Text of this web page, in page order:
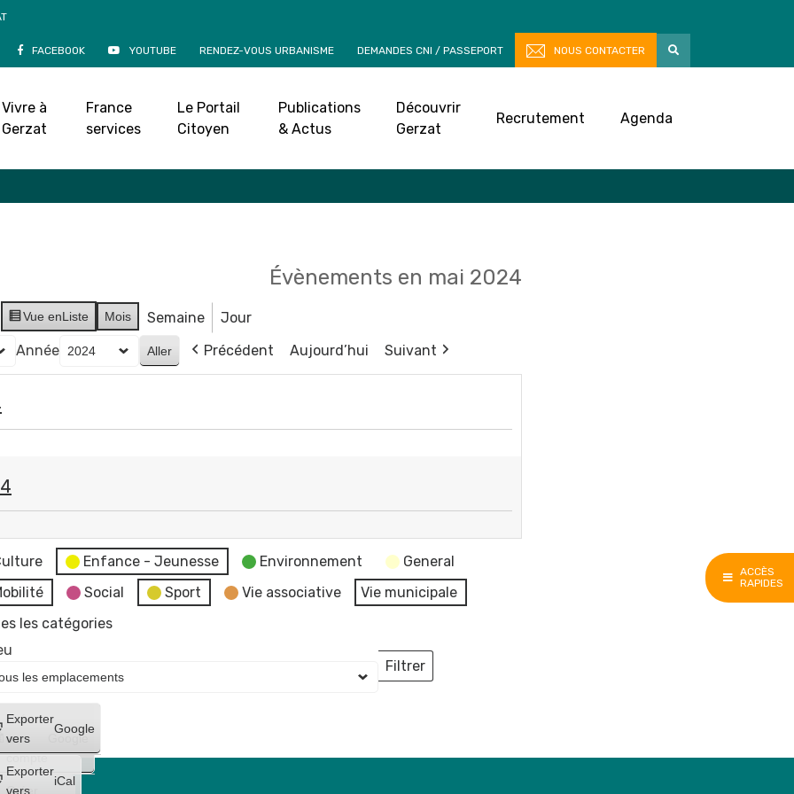
ACCÈS
RAPIDES
FACEBOOK YOUTUBE RENDEZ-VOUS URBANISME DEMANDES CNI / PASSEPORT NOUS CONTACTER
Vivre à
Gerzat
France
services
Le Portail
Citoyen
Publications
& Actus
Découvrir
Gerzat
Recrutement Agenda
Accueil»Agenda
Évènements en mai 2024
Vue enListe Mois Semaine
Jour
Année Précédent Aujourd’hui Suivant
Enfance - Jeunesse Environnement
General
Social Sport Vie associative
Vie municipale
les catégories
Créer
un
compte
Google
Créer
Exporter
vers
Google
Exporter
vers
iCal
Filtrer
Lieux